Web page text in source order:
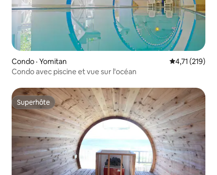
Condo · Yomitan Note
4,71 (219)
Condo avec piscine et vue sur l'océan
Superhôte
Superhôte